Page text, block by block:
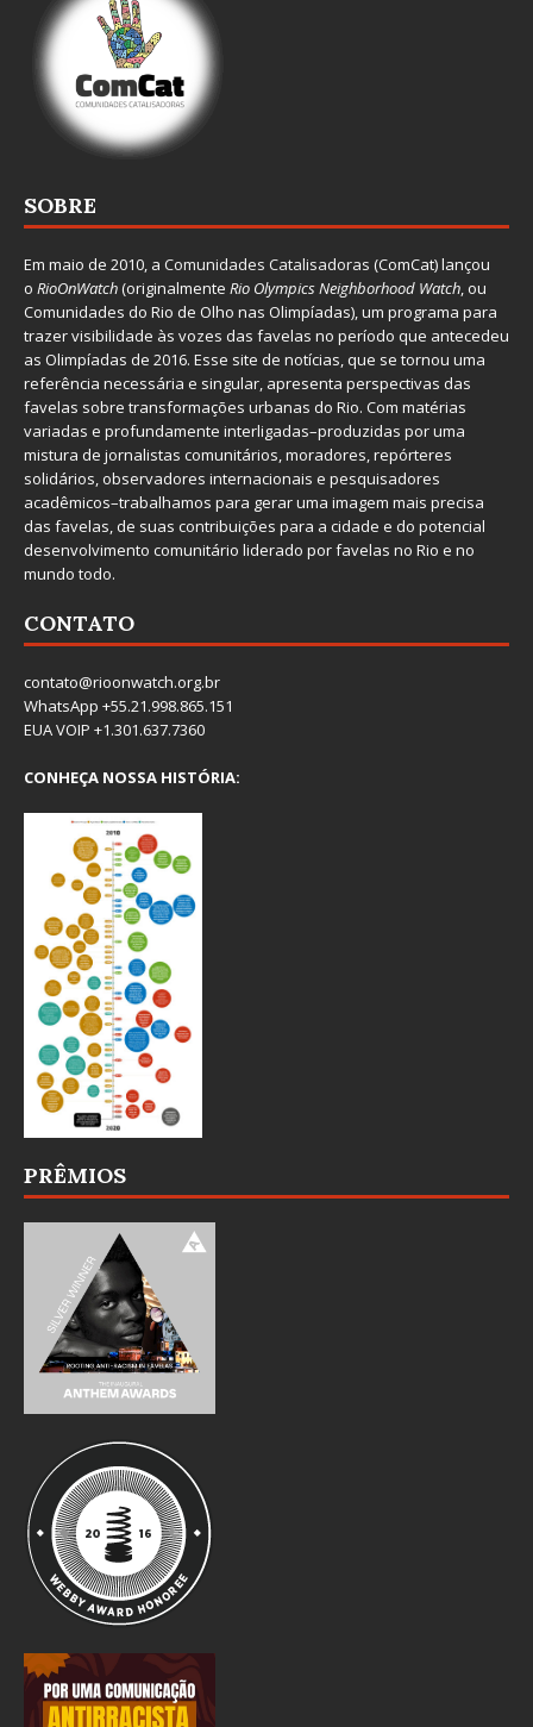
SOBRE
Em maio de 2010, a Comunidades Catalisadoras (ComCat) lançou
o RioOnWatch(originalmente Rio Olympics Neighborhood Watch, ou
Comunidades do Rio de Olho nas Olimpíadas), um programa para
trazer visibilidade às vozes das favelas no período que antecedeu
as Olimpíadas de 2016. Esse site de notícias, que se tornou uma
referência necessária e singular, apresenta perspectivas das
favelas sobre transformações urbanas do Rio. Com matérias
variadas e profundamente interligadas–produzidas por uma
mistura de jornalistas comunitários, moradores, repórteres
solidários, observadores internacionais e pesquisadores
acadêmicos–trabalhamos para gerar uma imagem mais precisa
das favelas, de suas contribuições para a cidade e do potencial
desenvolvimento comunitário liderado por favelas no Rio e no
mundo todo.
CONTATO
contato@rioonwatch.org.br
WhatsApp +55.21.998.865.151
EUA VOIP +1.301.637.7360
CONHEÇA NOSSA HISTÓRIA:
PRÊMIOS